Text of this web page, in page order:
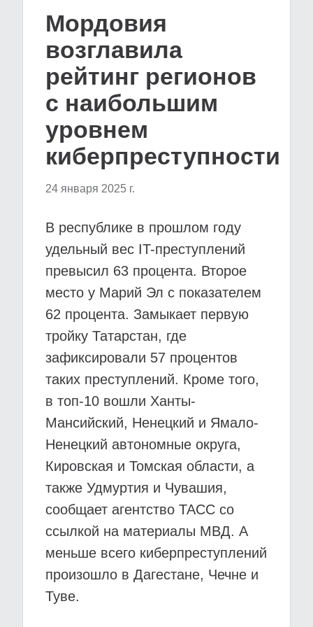
Мордовия
возглавила
рейтинг регионов
с наибольшим
уровнем
киберпреступности
24 января 2025 г.
В республике в прошлом году
удельный вес IT-преступлений
превысил 63 процента. Второе
место у Марий Эл с показателем
62 процента. Замыкает первую
тройку Татарстан, где
зафиксировали 57 процентов
таких преступлений. Кроме того,
в топ-10 вошли Ханты-
Мансийский, Ненецкий и Ямало-
Ненецкий автономные округа,
Кировская и Томская области, а
также Удмуртия и Чувашия,
сообщает агентство ТАСС со
ссылкой на материалы МВД. А
меньше всего киберпреступлений
произошло в Дагестане, Чечне и
Туве.